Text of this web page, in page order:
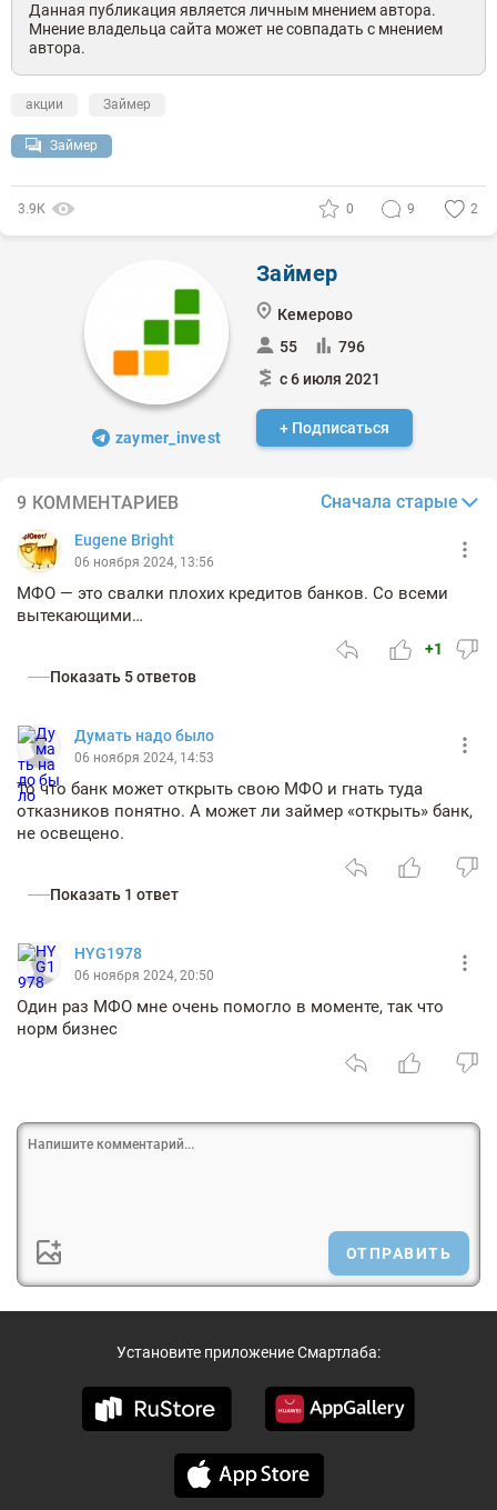
Данная публикация является личным мнением автора.
Мнение владельца сайта может не совпадать с мнением
автора.
акции Займер
Займер
3.9К 0 9 2
zaymer_invest
Займер
Кемерово
55
796
с 6 июля 2021
+ Подписаться
9 КОММЕНТАРИЕВ Сначала старые
Eugene Bright
06 ноября 2024, 13:56
МФО — это свалки плохих кредитов банков. Со всеми
вытекающими…
+1
Показать 5 ответов
Думать надо было
06 ноября 2024, 14:53
То что банк может открыть свою МФО и гнать туда
отказников понятно. А может ли займер «открыть» банк,
не освещено.
Показать 1 ответ
HYG1978
06 ноября 2024, 20:50
Один раз МФО мне очень помогло в моменте, так что
норм бизнес
ОТПРАВИТЬ
Установите приложение Смартлаба: